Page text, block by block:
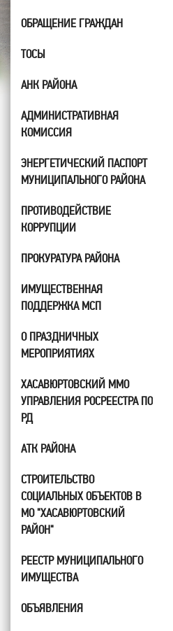
ОБРАЩЕНИЕ ГРАЖДАН
ТОСЫ
АНК РАЙОНА
АДМИНИСТРАТИВНАЯ
КОМИССИЯ
ЭНЕРГЕТИЧЕСКИЙ ПАСПОРТ
МУНИЦИПАЛЬНОГО РАЙОНА
ПРОТИВОДЕЙСТВИЕ
КОРРУПЦИИ
ПРОКУРАТУРА РАЙОНА
ИМУЩЕСТВЕННАЯ
ПОДДЕРЖКА МСП
О ПРАЗДНИЧНЫХ
МЕРОПРИЯТИЯХ
ХАСАВЮРТОВСКИЙ ММО
УПРАВЛЕНИЯ РОСРЕЕСТРА ПО
РД
АТК РАЙОНА
СТРОИТЕЛЬСТВО
СОЦИАЛЬНЫХ ОБЪЕКТОВ В
МО "ХАСАВЮРТОВСКИЙ
РАЙОН"
РЕЕСТР МУНИЦИПАЛЬНОГО
ИМУЩЕСТВА
ОБЪЯВЛЕНИЯ